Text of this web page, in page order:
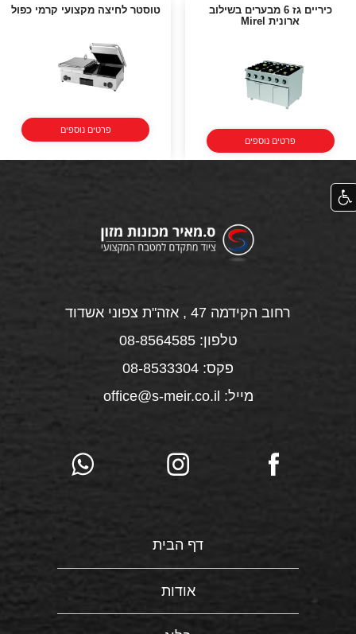
כיריים גז 6 מבערים בשילוב
ארונית Mirel
פרטים נוספים
טוסטר לחיצה מקצועי קרמי כפול
פרטים נוספים
רחוב הקידמה 47 , אזה"ת צפוני אשדוד
טלפון: 08-8564585
פקס: 08-8533304
מייל: office@s-meir.co.il
דף הבית
אודות